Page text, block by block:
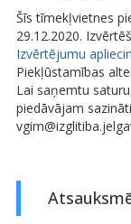
Šīs tīmekļvietnes
29.12.2020.
Izvērtējumu
Piekļūstamības
Lai saņemtu
piedāvājam